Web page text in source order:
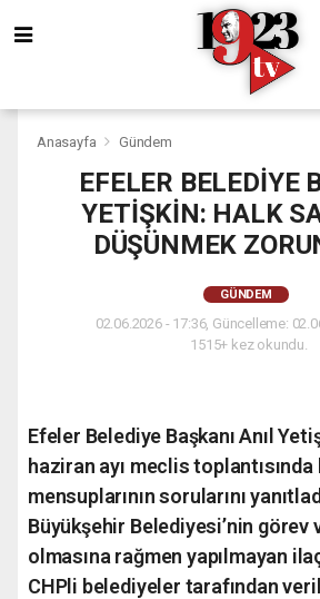
Anasayfa Gündem
EFELER BELEDİYE
YETİŞKİN: HALK
DÜŞÜNMEK
GÜNDEM
02.06.2026 - 17:36, Güncelleme:
1515+ kez okundu.
Efeler Belediye Başkanı Anıl
haziran ayı meclis toplantısında
mensuplarının sorularını
Büyükşehir Belediyesi’nin görev
olmasına rağmen yapılmayan
CHPli belediyeler tarafından